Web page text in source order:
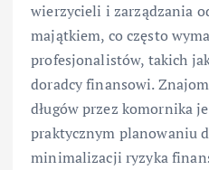
wierzycieli i zarządzania
majątkiem, co często
profesjonalistów, takich
doradcy finansowi.
długów przez komornika
praktycznym planowaniu
minimalizacji ryzyka